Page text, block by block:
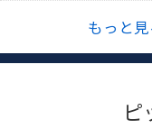
もっと見
ピ